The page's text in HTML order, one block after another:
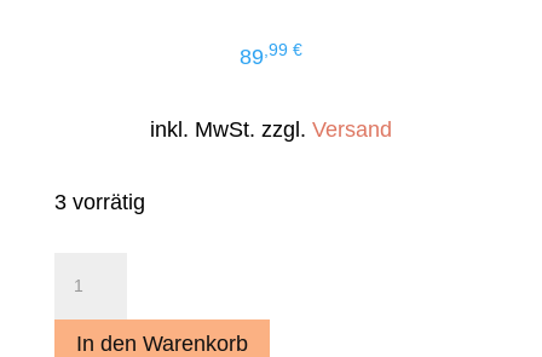
89 ,99 €
inkl. MwSt. zzgl. Versand
3 vorrätig
EgerIn den Warenkorb